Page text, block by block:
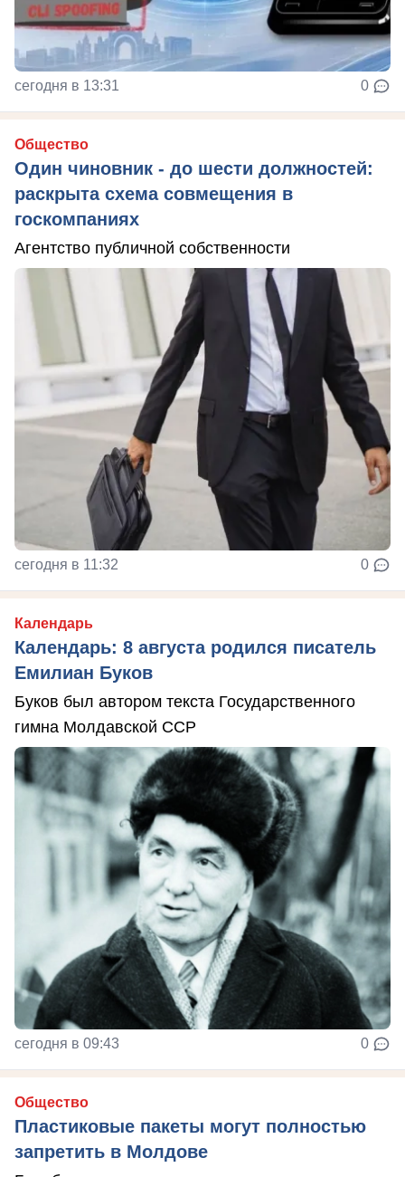
сегодня в 13:31 0
Общество
Один чиновник - до шести должностей:
раскрыта схема совмещения в
госкомпаниях
Агентство публичной собственности
сегодня в 11:32 0
Календарь
Календарь: 8 августа родился писатель
Емилиан Буков
Буков был автором текста Государственного
гимна Молдавской ССР
сегодня в 09:43 0
Общество
Пластиковые пакеты могут полностью
запретить в Молдове